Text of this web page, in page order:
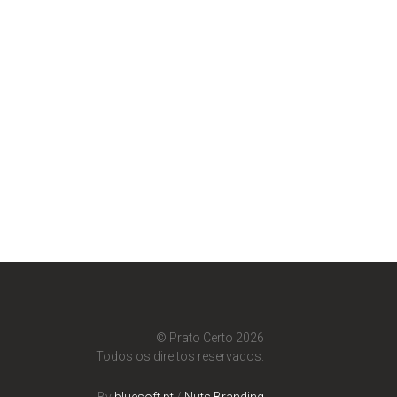
© Prato Certo 2026
Todos os direitos reservados.